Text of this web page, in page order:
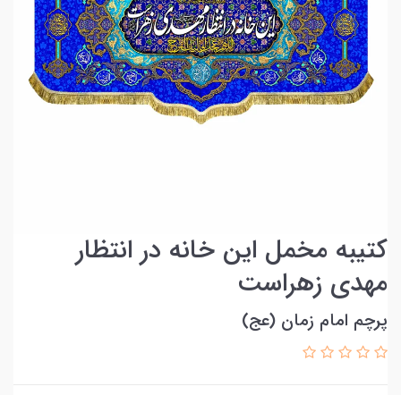
کتیبه مخمل این خانه در انتظار
مهدی زهراست
پرچم امام زمان (عج)